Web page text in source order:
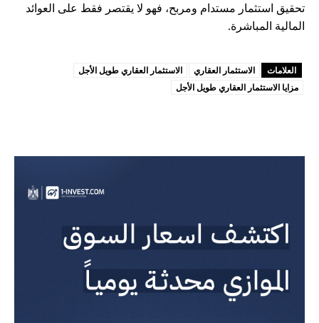
تحقيق استثمار مستدام ومربح، فهو لا يقتصر فقط على العوائد
المالية المباشرة.
العلامات الاستثمار العقاري
الاستثمار العقاري طويل الأجل
مزايا الاستثمار العقاري طويل الأجل